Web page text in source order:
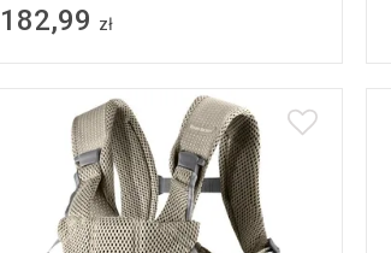
182,99 zł